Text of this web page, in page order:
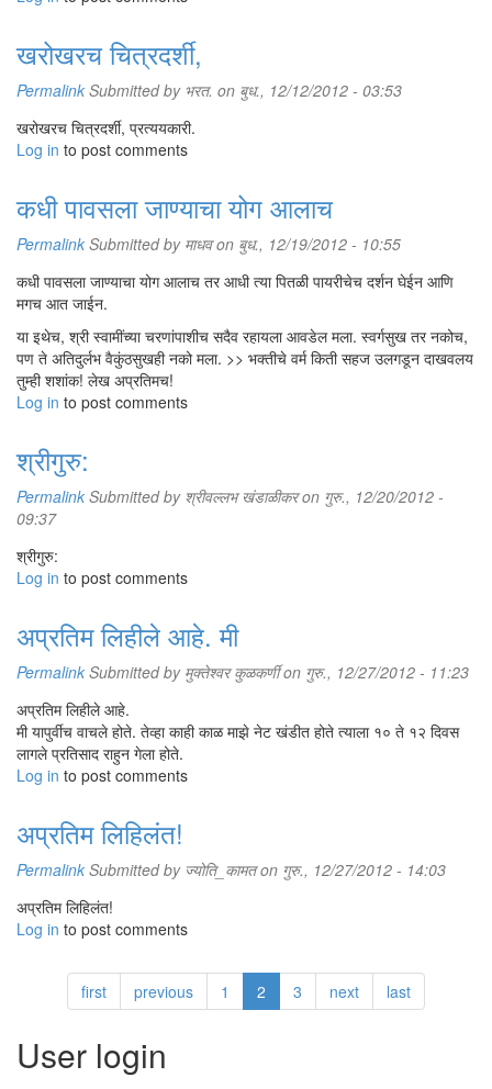
खरोखरच चित्रदर्शी,
Permalink Submitted by भरत. on बुध., 12/12/2012 - 03:53
खरोखरच चित्रदर्शी, प्रत्ययकारी.
Log in to post comments
कधी पावसला जाण्याचा योग आलाच
Permalink Submitted by माधवon बुध., 12/19/2012 - 10:55
कधी पावसला जाण्याचा योग आलाच तर आधी त्या पितळी पायरीचेच दर्शन घेईन आणि
मगच आत जाईन.
या इथेच, श्री स्वामींच्या चरणांपाशीच सदैव रहायला आवडेल मला. स्वर्गसुख तर नकोच,
पण ते अतिदुर्लभ वैकुंठसुखही नको मला. >> भक्तीचे वर्म किती सहज उलगडून दाखवलय
तुम्ही शशांक! लेख अप्रतिमच!
Log in to post comments
श्रीगुरु:
Permalink Submitted by श्रीवल्लभ खंडाळीकरon गुरु., 12/20/2012 -
09:37
श्रीगुरु:
Log in to post comments
अप्रतिम लिहीले आहे. मी
Permalink Submitted by मुक्तेश्वर कुळकर्णीon गुरु., 12/27/2012 - 11:23
अप्रतिम लिहीले आहे.
मी यापुर्वीच वाचले होते. तेव्हा काही काळ माझे नेट खंडीत होते त्याला १० ते १२ दिवस
लागले प्रतिसाद राहुन गेला होते.
Log in to post comments
अप्रतिम लिहिलंत!
Permalink Submitted by ज्योति_कामतon गुरु., 12/27/2012 - 14:03
अप्रतिम लिहिलंत!
Log in to post comments
first previous 1 2 3 next last
User login